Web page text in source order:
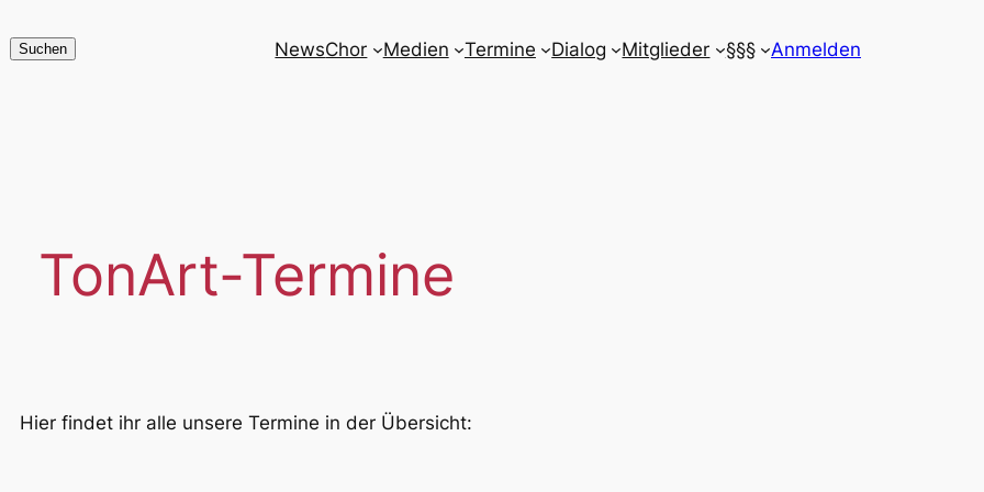
Suchen
Suchen NewsChor Medien Termine Dialog Mitglieder §§§ Anmelden
TonArt-Termine
Hier findet ihr alle unsere Termine in der Übersicht: